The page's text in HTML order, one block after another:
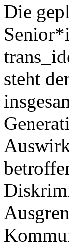
Die
steht